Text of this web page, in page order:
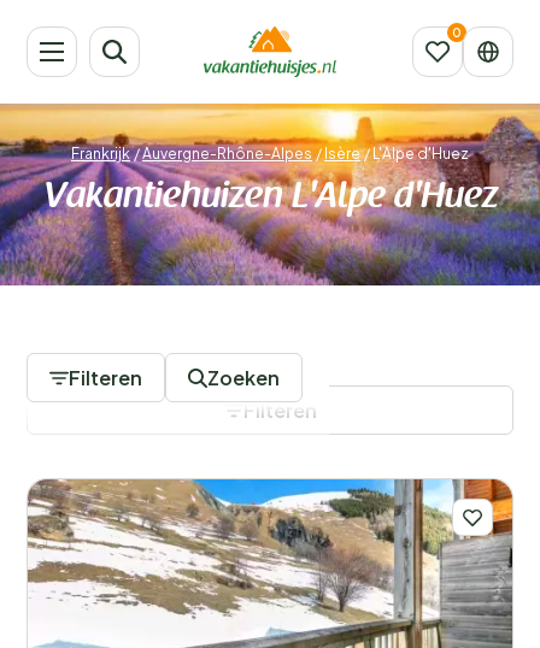
Frankrijk/Auvergne-Rhône-Alpes/Isère/L'Alpe d'Huez
Vakantiehuizen L'Alpe d'Huez
Filteren Zoeken
Filteren